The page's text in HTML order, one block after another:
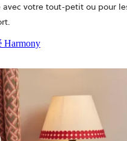
votre tout-petit ou pour
Harmony